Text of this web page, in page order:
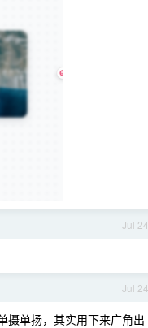
Jul 24
Jul 24
摄单扬，其实用下来广角出